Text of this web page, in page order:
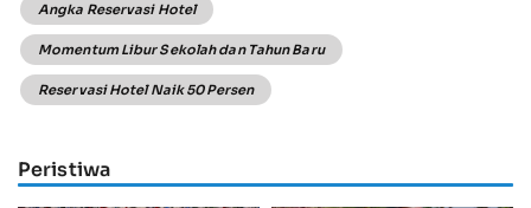
Angka Reservasi Hotel
Momentum Libur Sekolah dan Tahun Baru
Reservasi Hotel Naik 50 Persen
Peristiwa